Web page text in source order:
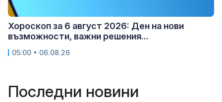
Хороскоп за 6 август 2026: Ден на нови
възможности, важни решения...
05:00 • 06.08.26
Последни новини